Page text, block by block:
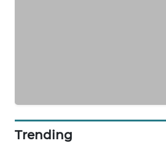
Trending
MARTABAT
NET